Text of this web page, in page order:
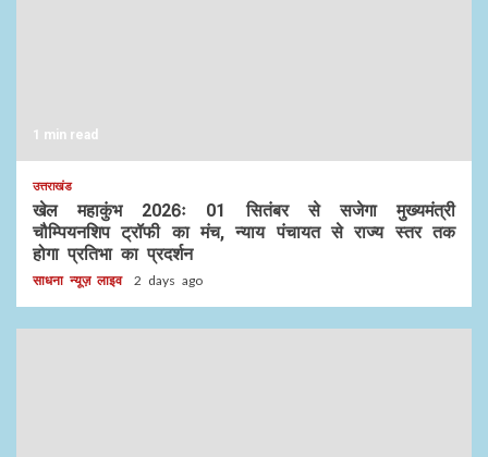
1 min read
उत्तराखंड
खेल महाकुंभ 2026ः 01 सितंबर से सजेगा मुख्यमंत्री
चौम्पियनशिप ट्रॉफी का मंच, न्याय पंचायत से राज्य स्तर तक
होगा प्रतिभा का प्रदर्शन
साधना न्यूज़ लाइव 2 days ago